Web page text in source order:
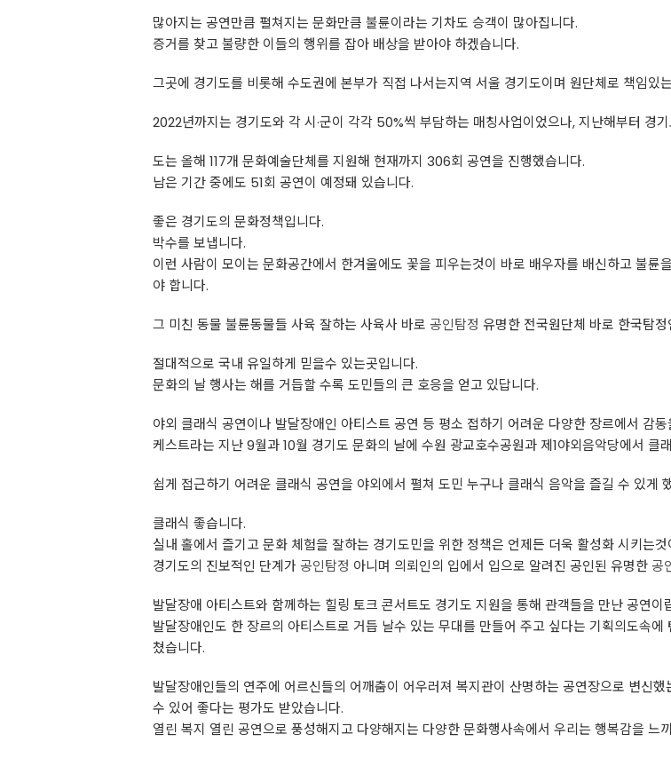
많아지는 공연만큼 펼쳐지는 문화만큼 불륜이라는 기차도 승객이 많아집니다.
증거를 찾고 불량한 이들의 행위를 잡아 배상을 받아야 하겠습니다.
그곳에 경기도를 비롯해 수도권에 본부가 직접 나서는지역 서울 경기도이며 원단체로 책임있
2022년까지는 경기도와 각 시·군이 각각 50%씩 부담하는 매칭사업이었으나, 지난해부터 경
도는 올해 117개 문화예술단체를 지원해 현재까지 306회 공연을 진행했습니다.
남은 기간 중에도 51회 공연이 예정돼 있습니다.
좋은 경기도의 문화정책입니다.
박수를 보냅니다.
이런 사람이 모이는 문화공간에서 한겨울에도 꽃을 피우는것이 바로 배우자를 배신하고 불
야 합니다.
그 미친 동물 불륜동물들 사육 잘하는 사육사 바로 공인탐정 유명한 전국원단체 바로 한국탐
절대적으로 국내 유일하게 믿을수 있는곳입니다.
문화의 날 행사는 해를 거듭할 수록 도민들의 큰 호응을 얻고 있답니다.
야외 클래식 공연이나 발달장애인 아티스트 공연 등 평소 접하기 어려운 다양한 장르에서 감
케스트라는 지난 9월과 10월 경기도 문화의 날에 수원 광교호수공원과 제1야외음악당에서 클
쉽게 접근하기 어려운 클래식 공연을 야외에서 펼쳐 도민 누구나 클래식 음악을 즐길 수 있게
클래식 좋습니다.
실내 홀에서 즐기고 문화 체험을 잘하는 경기도민을 위한 정책은 언제든 더욱 활성화 시키는
경기도의 진보적인 단계가공인탐정 아니며 의뢰인의 입에서 입으로 알려진 공인된 유명한공
발달장애 아티스트와 함께하는 힐링 토크 콘서트도 경기도 지원을 통해 관객들을 만난 공연이
발달장애인도 한 장르의 아티스트로 거듭 날수 있는 무대를 만들어 주고 싶다는 기획의도속
쳤습니다.
발달장애인들의 연주에 어르신들의 어깨춤이 어우러져 복지관이 산명하는 공연장으로 변신
수 있어 좋다는 평가도 받았습니다.
열린 복지 열린 공연으로 풍성해지고 다양해지는 다양한 문화행사속에서 우리는 행복감을 느